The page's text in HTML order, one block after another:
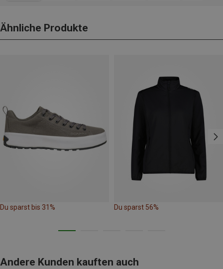
Ähnliche Produkte
Du sparst bis 31% Du sparst 56%
Andere Kunden kauften auch